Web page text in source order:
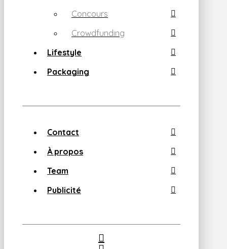
Concours
Crowdfunding
Lifestyle
Packaging
Contact
À propos
Team
Publicité